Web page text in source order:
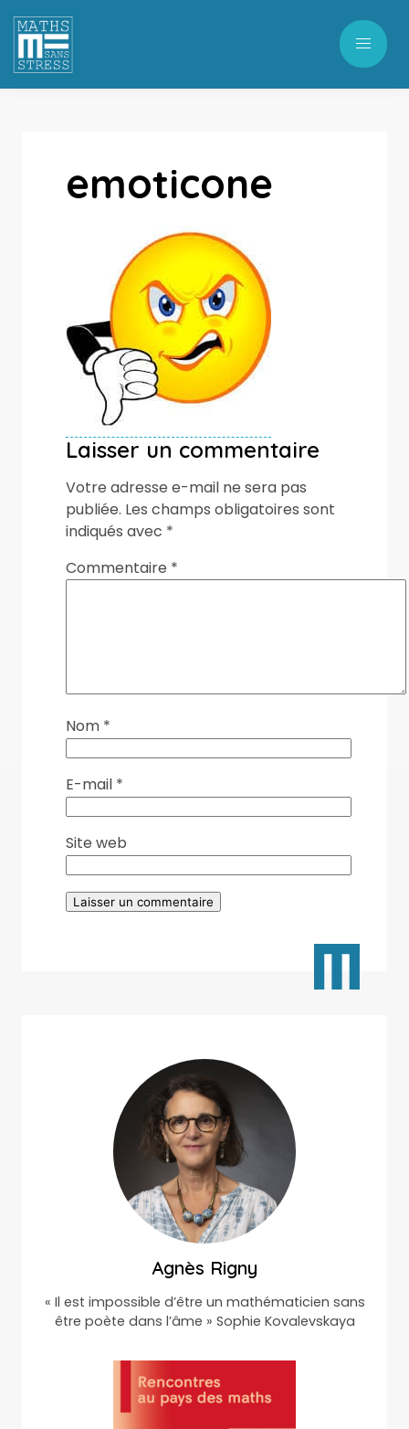
emoticone
Laisser un commentaire
Votre adresse e-mail ne sera pas
publiée. Les champs obligatoires sont
indiqués avec *
Commentaire *
Nom *
E-mail *
Site web
Agnès Rigny
« Il est impossible d’être un mathématicien sans
être poète dans l’âme » Sophie Kovalevskaya